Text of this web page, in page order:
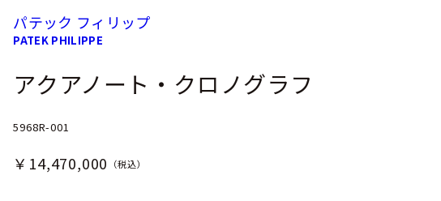
パテック フィリップ
PATEK PHILIPPE
アクアノート・クロノグラフ
5968R-001
￥14,470,000 （税込）